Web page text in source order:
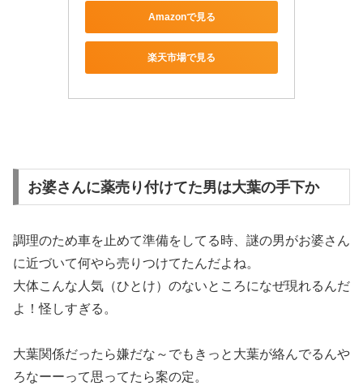
Amazonで見る
楽天市場で見る
お婆さんに薬売り付けてた男は大葉の手下か
調理のため車を止めて準備をしてる時、謎の男がお婆さん
に近づいて何やら売りつけてたんだよね。
大体こんな人気（ひとけ）のないところになぜ現れるんだ
よ！怪しすぎる。
大葉関係だったら嫌だな～でもきっと大葉が絡んでるんや
ろなーーって思ってたら案の定。